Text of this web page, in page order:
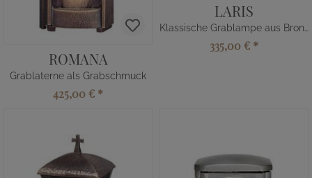
ROMANA
Grablaterne als Grabschmuck
425,00 € *
LARIS
Klassische Grablampe aus Bronze
335,00 € *